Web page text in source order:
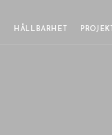
HÅLLBARHET PROJEKT